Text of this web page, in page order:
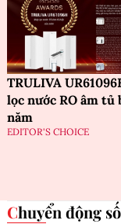
TRULIVA
lọc nước RO âm tủ
năm
EDITOR'S CHOICE
Chuyển động số